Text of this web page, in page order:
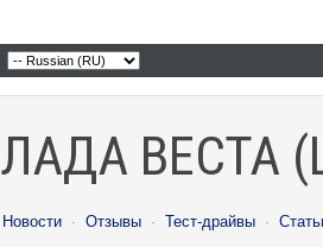
ЛАДА ВЕСТА
Новости · Отзывы · Тест-драйвы ·